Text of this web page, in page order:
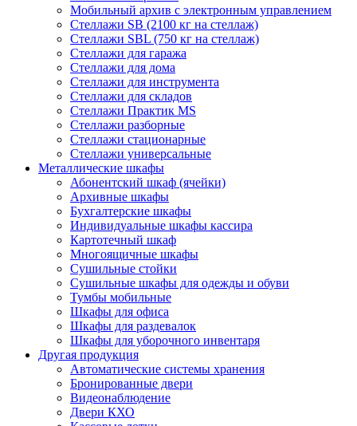
Мобильный архив с электронным управлением
Стеллажи SB (2100 кг на стеллаж)
Стеллажи SBL (750 кг на стеллаж)
Стеллажи для гаража
Стеллажи для дома
Стеллажи для инструмента
Стеллажи для складов
Стеллажи Практик MS
Стеллажи разборные
Стеллажи стационарные
Стеллажи универсальные
Металлические шкафы
Абонентский шкаф (ячейки)
Архивные шкафы
Бухгалтерские шкафы
Индивидуальные шкафы кассира
Картотечный шкаф
Многоящичные шкафы
Сушильные стойки
Сушильные шкафы для одежды и обуви
Тумбы мобильные
Шкафы для офиса
Шкафы для раздевалок
Шкафы для уборочного инвентаря
Другая продукция
Автоматические системы хранения
Бронированные двери
Видеонаблюдение
Двери КХО